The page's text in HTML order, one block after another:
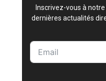
Inscrivez-vous à
dernières actualités